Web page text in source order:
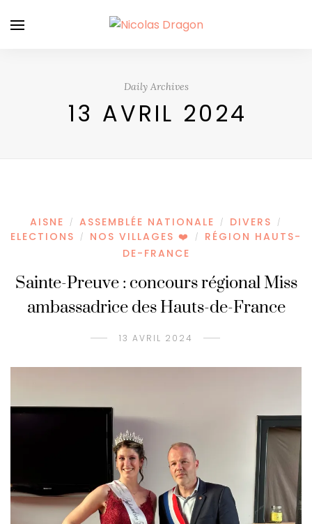
Daily Archives
13 AVRIL 2024
AISNE / ASSEMBLÉE NATIONALE / DIVERS /
ELECTIONS / NOS VILLAGES ❤️ /
RÉGION HAUTS-
DE-FRANCE
Sainte-Preuve : concours régional Miss
ambassadrice des Hauts-de-France
13 AVRIL 2024